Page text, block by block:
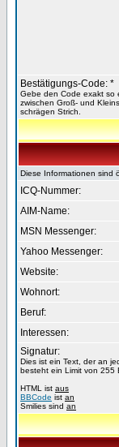
Bestätigungs-Code: *
Gebe den Code exakt so
zwischen Groß- und
schrägen Strich.
Diese Informationen sind
ICQ-Nummer:
AIM-Name:
MSN Messenger:
Yahoo Messenger:
Website:
Wohnort:
Beruf:
Interessen:
Signatur:
Dies ist ein Text, der an
besteht ein Limit von 255
HTML ist aus
BBCode ist an
Smilies sind an